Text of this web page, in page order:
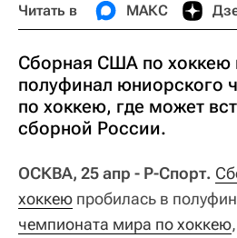
Читать в МАКС
Сборная США по хоккею
полуфинал юниорского
по хоккею, где может
сборной России.
ОСКВА, 25 апр - Р-Спорт.
хоккею пробилась в
чемпионата мира по хоккею